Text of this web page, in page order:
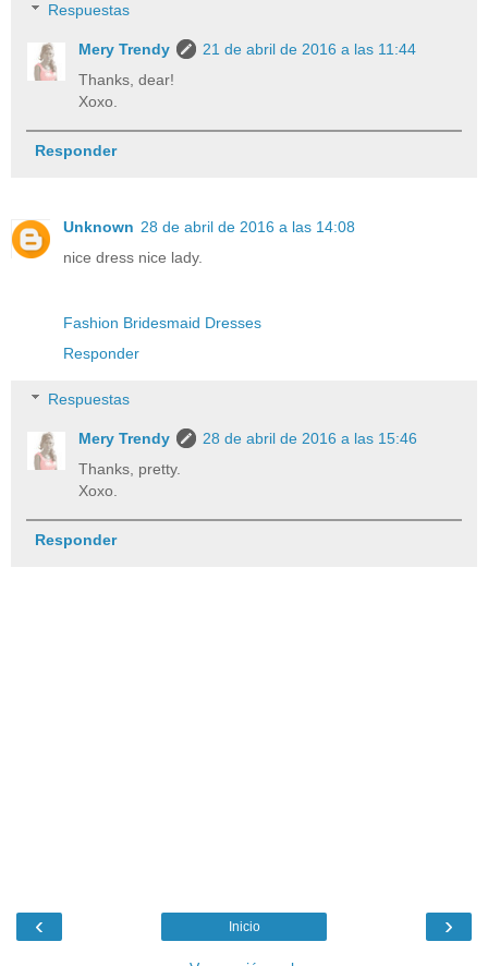
Respuestas
Mery Trendy
21 de abril de 2016 a las 11:44
Thanks, dear!
Xoxo.
Responder
Unknown 28 de abril de 2016 a las 14:08
nice dress nice lady.
Fashion Bridesmaid Dresses
Responder
Respuestas
Mery Trendy
28 de abril de 2016 a las 15:46
Thanks, pretty.
Xoxo.
Responder
‹ ›
Inicio